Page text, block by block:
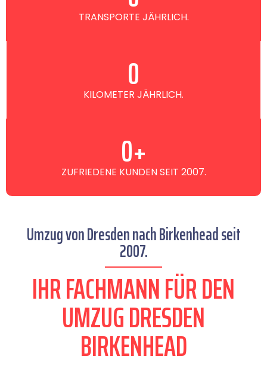
TRANSPORTE JÄHRLICH.
KILOMETER JÄHRLICH.
0
ZUFRIEDENE KUNDEN SEIT 2007.
0+
Umzug von Dresden nach Birkenhead seit
2007.
IHR FACHMANN FÜR DEN
UMZUG DRESDEN
BIRKENHEAD